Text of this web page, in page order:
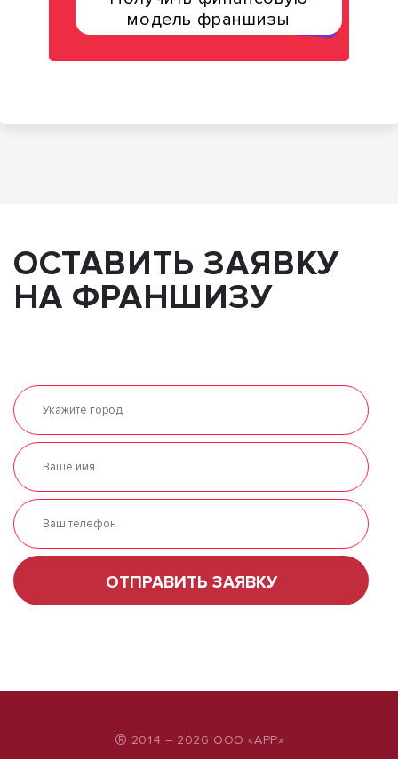
модель франшизы
ОСТАВИТЬ ЗАЯВКУ
НА ФРАНШИЗУ
ОТПРАВИТЬ ЗАЯВКУ
® 2014 – 2026 ООО «АРР»